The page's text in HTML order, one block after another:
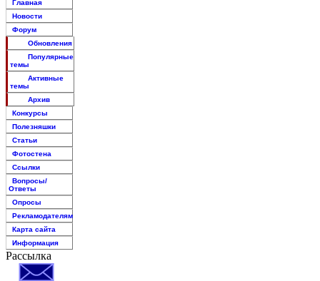
Главная
Новости
Форум
Обновления
Популярные
темы
Активные
темы
Архив
Конкурсы
Полезняшки
Статьи
Фотостена
Ссылки
Вопросы/
Ответы
Опросы
Рекламодателям
Карта сайта
Информация
Рассылка